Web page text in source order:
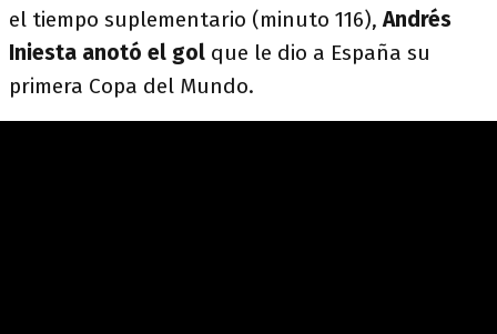
el tiempo suplementario (minuto 116),Andrés
Iniesta anotó el gol que le dio a España su
primera Copa del Mundo.